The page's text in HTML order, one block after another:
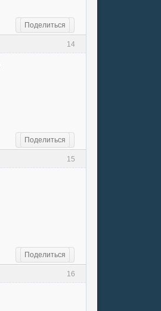
Поделиться
14
Поделиться
15
Поделиться
16